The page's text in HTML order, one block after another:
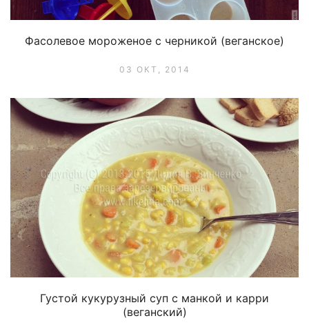
Фасолевое мороженое с черникой (веганское)
03 ОКТ, 2014
Густой кукурузный суп с манкой и карри
(веганский)